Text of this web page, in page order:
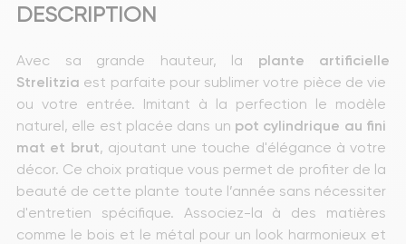
DESCRIPTION
Avec sa grande hauteur, la plante artificielle
Strelitzia est parfaite pour sublimer votre pièce de vie
ou votre entrée. Imitant à la perfection le modèle
naturel, elle est placée dans un pot cylindrique au fini
mat et brut, ajoutant une touche d'élégance à votre
décor. Ce choix pratique vous permet de profiter de la
beauté de cette plante toute l’année sans nécessiter
d'entretien spécifique. Associez-la à des matières
comme le bois et le métal pour un look harmonieux et